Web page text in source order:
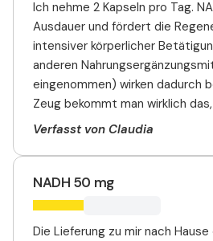
Ich nehme 2 Kapseln pro Tag.
Ausdauer und fördert die
intensiver körperlicher
anderen
eingenommen) wirken dadurch
Zeug bekommt man wirklich
Verfasst von Claudia
NADH 50 mg
Die Lieferung zu mir nach